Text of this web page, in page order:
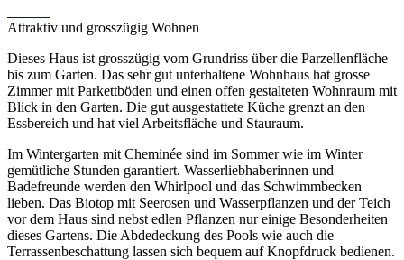
Attraktiv und grosszügig Wohnen
Dieses Haus ist grosszügig vom Grundriss über die Parzellenfläche
bis zum Garten. Das sehr gut unterhaltene Wohnhaus hat grosse
Zimmer mit Parkettböden und einen offen gestalteten Wohnraum mit
Blick in den Garten. Die gut ausgestattete Küche grenzt an den
Essbereich und hat viel Arbeitsfläche und Stauraum.
Im Wintergarten mit Cheminée sind im Sommer wie im Winter
gemütliche Stunden garantiert. Wasserliebhaberinnen und
Badefreunde werden den Whirlpool und das Schwimmbecken
lieben. Das Biotop mit Seerosen und Wasserpflanzen und der Teich
vor dem Haus sind nebst edlen Pflanzen nur einige Besonderheiten
dieses Gartens. Die Abdedeckung des Pools wie auch die
Terrassenbeschattung lassen sich bequem auf Knopfdruck bedienen.